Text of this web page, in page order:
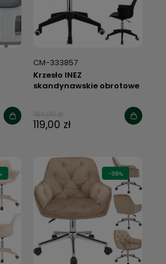
CM-333857
Krzesło INEZ
skandynawskie obrotowe
119,00 zł
-36%